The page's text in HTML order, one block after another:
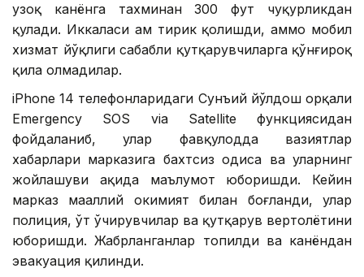
узоқ канёнга тахминан 300 фут чуқурликдан
қулади. Иккаласи ҳам тирик қолишди, аммо мобил
хизмат йўқлиги сабабли қутқарувчиларга қўнғироқ
қила олмадилар.
iPhone 14 телефонларидаги Сунъий йўлдош орқали
Emergency SOS via Satellite функциясидан
фойдаланиб, улар фавқулодда вазиятлар
хабарлари марказига бахтсиз ҳодиса ва уларнинг
жойлашуви ҳақида маълумот юборишди. Кейин
марказ маҳаллий ҳокимият билан боғланди, улар
полиция, ўт ўчирувчилар ва қутқарув вертолётини
юборишди. Жабрланганлар топилди ва канёндан
эвакуация қилинди.